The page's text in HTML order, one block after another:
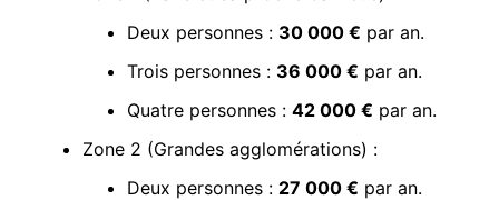
Deux personnes : 30 000 € par an.
Trois personnes : 36 000 € par an.
Quatre personnes : 42 000 € par an.
Zone 2 (Grandes agglomérations) :
Deux personnes : 27 000 € par an.